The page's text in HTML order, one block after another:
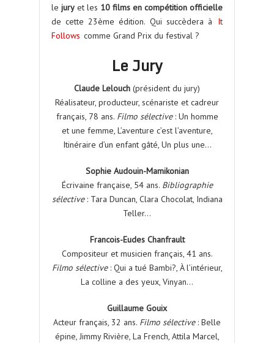
le jury et les 10 films en compétition officielle
de cette 23ème édition. Qui succèdera à
It
Follows comme Grand Prix du festival ?
Le Jury
Claude Lelouch (président du jury)
Réalisateur, producteur, scénariste et cadreur
français, 78 ans. Filmo sélective: Un homme
et une femme, L’aventure c’est l’aventure,
Itinéraire d’un enfant gâté, Un plus une…
Sophie Audouin-Mamikonian
Écrivaine française, 54 ans. Bibliographie
sélective: Tara Duncan, Clara Chocolat, Indiana
Teller…
Francois-Eudes Chanfrault
Compositeur et musicien français, 41 ans.
Filmo sélective: Qui a tué Bambi?, À l’intérieur,
La colline a des yeux, Vinyan…
Guillaume Gouix
Acteur français, 32 ans. Filmo sélective: Belle
épine, Jimmy Rivière, La French, Attila Marcel,